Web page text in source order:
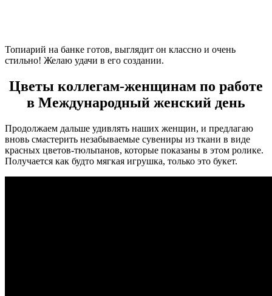
Топиарий на банке готов, выглядит он классно и очень
стильно! Желаю удачи в его создании.
Цветы коллегам-женщинам по работе
в Международный женский день
Продолжаем дальше удивлять наших женщин, и предлагаю
вновь смастерить незабываемые сувениры из ткани в виде
красных цветов-тюльпанов, которые показаны в этом ролике.
Получается как будто мягкая игрушка, только это букет.